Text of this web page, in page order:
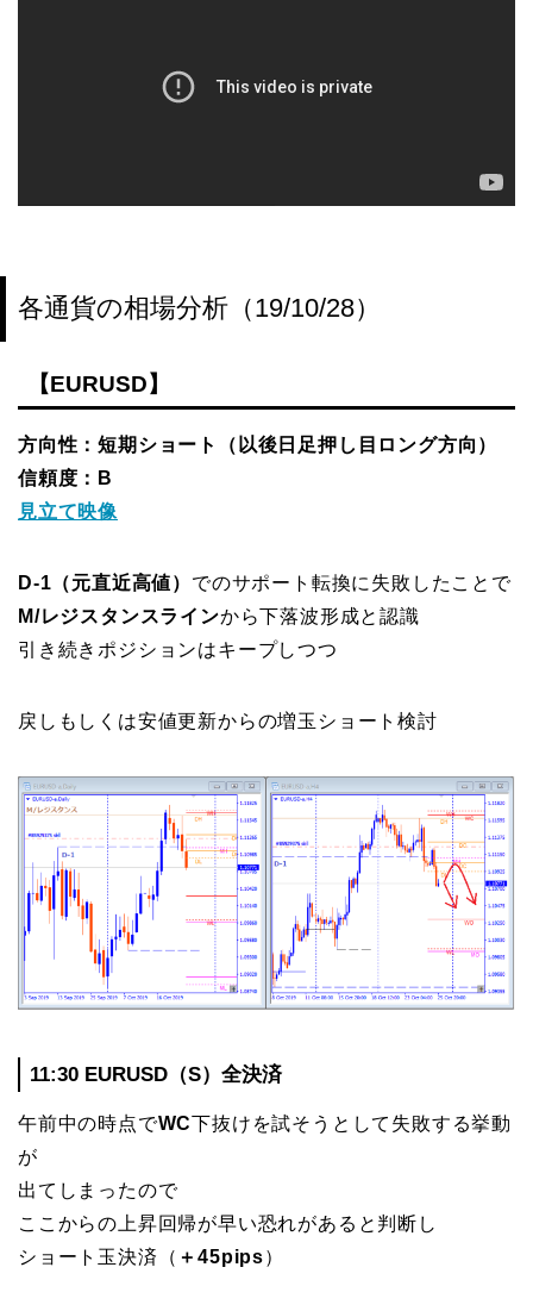
各通貨の相場分析（19/10/28）
【EURUSD】
方向性：短期ショート（以後日足押し目ロング方向）
信頼度：B
見立て映像
D-1（元直近高値） でのサポート転換に失敗したことで
M/レジスタンスラインから下落波形成と認識
引き続きポジションはキープしつつ
戻しもしくは安値更新からの増玉ショート検討
11:30 EURUSD（S）全決済
午前中の時点でWC下抜けを試そうとして失敗する挙動
が
出てしまったので
ここからの上昇回帰が早い恐れがあると判断し
ショート玉決済（ ＋45pips）